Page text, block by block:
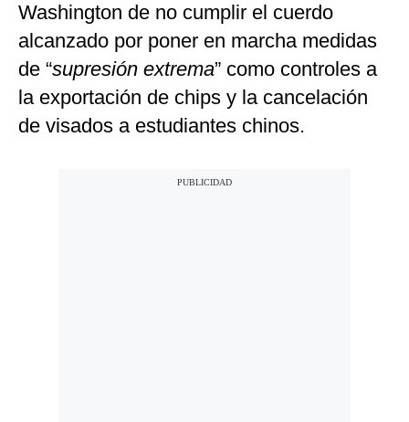
Washington de no cumplir el cuerdo
alcanzado por poner en marcha medidas
de “supresión extrema” como controles a
la exportación de chips y la cancelación
de visados a estudiantes chinos.